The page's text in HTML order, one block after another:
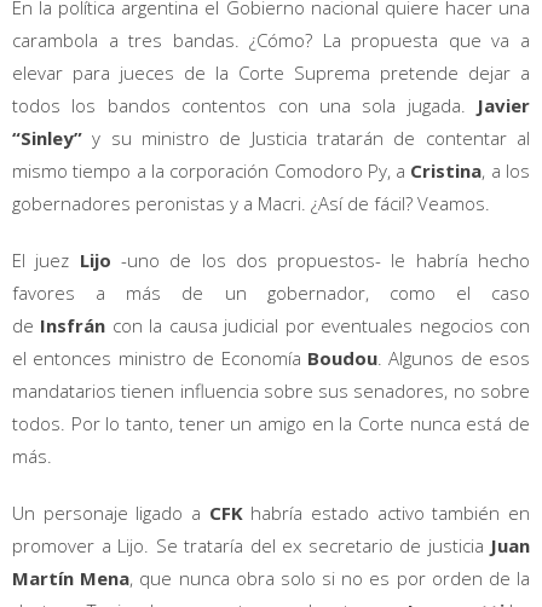
En la política argentina el Gobierno nacional quiere hacer una
carambola a tres bandas. ¿Cómo? La propuesta que va a
elevar para jueces de la Corte Suprema pretende dejar a
todos los bandos contentos con una sola jugada. Javier
“Sinley” y su ministro de Justicia tratarán de contentar al
mismo tiempo a la corporación Comodoro Py, a Cristina, a los
gobernadores peronistas y a Macri. ¿Así de fácil? Veamos.
El juez Lijo -uno de los dos propuestos- le habría hecho
favores a más de un gobernador, como el caso
de Insfrán con la causa judicial por eventuales negocios con
el entonces ministro de Economía Boudou. Algunos de esos
mandatarios tienen influencia sobre sus senadores, no sobre
todos. Por lo tanto, tener un amigo en la Corte nunca está de
más.
Un personaje ligado a CFKhabría estado activo también en
promover a Lijo. Se trataría del ex secretario de justicia Juan
Martín Mena, que nunca obra solo si no es por orden de la